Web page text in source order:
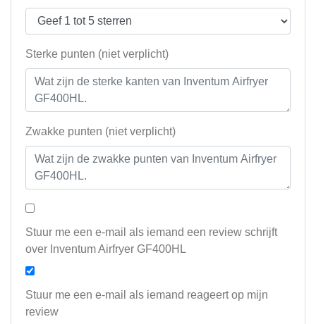
Sterke punten (niet verplicht)
Zwakke punten (niet verplicht)
Stuur me een e-mail als iemand een review schrijft
over Inventum Airfryer GF400HL
Stuur me een e-mail als iemand reageert op mijn
review